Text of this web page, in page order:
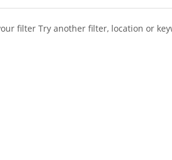
filter Try another filter, location or